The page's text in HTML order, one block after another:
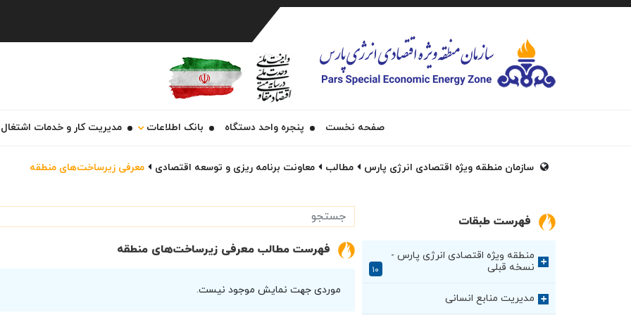
صفحه نخست پنجره واحد دستگاه بانک اطلاعات مدیریت کار و خدمات اشتغال
سازمان منطقه ویژه اقتصادی انرژی پارس مطالب معاونت برنامه ریزی و توسعه اقتصادی معرفی زیرساخت‌های منطقه
فهرست مطالب معرفی زیرساخت‌های منطقه
موردی جهت نمایش موجود نیست.
فهرست طبقات
+
منطقه ویژه اقتصادی انرژی پارس -
نسخه قبلی
۱۰
+ مدیریت منابع انسانی